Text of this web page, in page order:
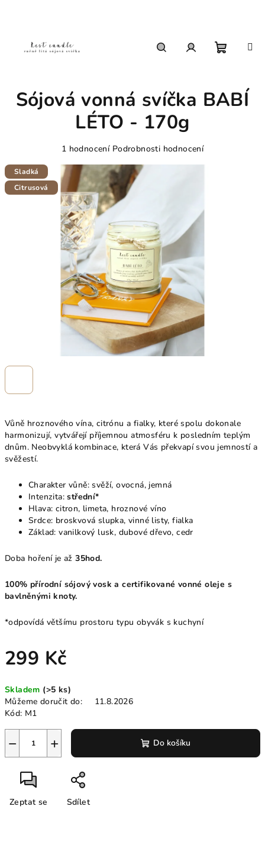
košík
Vůně hroznového vína, citrónu a fialky, které spolu dokonale
harmonizují, vytvářejí příjemnou atmosféru k posledním teplým
dnům. Neobvyklá kombinace, která Vás překvapí svou jemností a
svěžestí.
Charakter vůně: svěží, ovocná, jemná
Intenzita:střední*
Hlava: citron, limeta, hroznové víno
Srdce: broskvová slupka, vinné listy, fialka
Základ: vanilkový lusk, dubové dřevo, cedr
Doba hoření je až35hod.
100% přírodní sójový vosk a certifikované vonné oleje s
bavlněnými knoty.
*odpovídá většímu prostoru typu obyvák s kuchyní
299 Kč
cena:
Skladem (>5 ks)
Můžeme doručit do:
11.8.2026
Kód: M1
+
− Do košíku
Zeptat se Sdílet
Sójová vonná svíčka BABÍ
LÉTO - 170g
produktu
je
5,0
1 hodnocení Podrobnosti hodnocení
Sladká
Citrusová